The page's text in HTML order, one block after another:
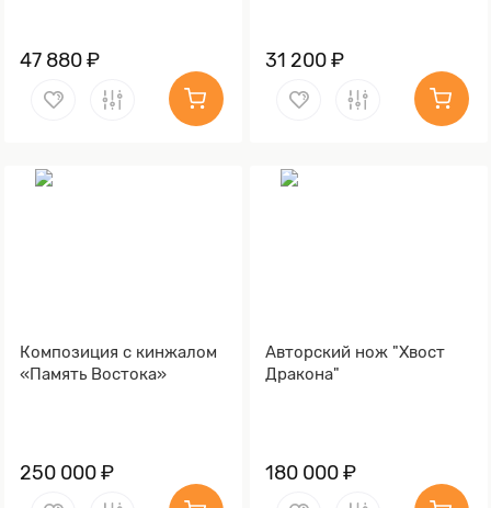
47 880 ₽ 31 200 ₽
Композиция с кинжалом
«Память Востока»
250 000 ₽
Авторский нож "Хвост
Дракона"
180 000 ₽